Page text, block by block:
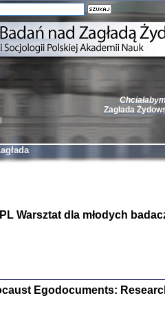
Zagłada
Natalia Aleksiun,
Deborah Dash
Turski, Laurence
Warsztat dla młodych
Egodocuments: